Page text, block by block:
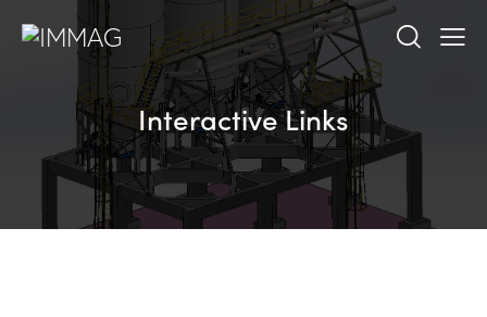
Interactive Links